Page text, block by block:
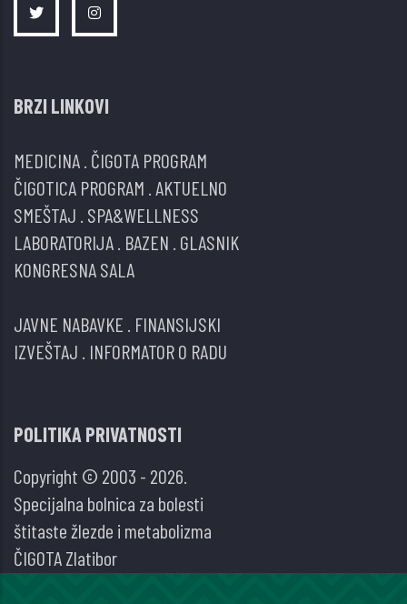
BRZI LINKOVI
MEDICINA ČIGOTA PROGRAM
ČIGOTICA PROGRAM AKTUELNO
SMEŠTAJ SPA&WELLNESS
LABORATORIJA BAZEN GLASNIK
KONGRESNA SALA
JAVNE NABAVKE FINANSIJSKI
IZVEŠTAJ INFORMATOR O RADU
POLITIKA PRIVATNOSTI
Copyright © 2003 - 2026.
Specijalna bolnica za bolesti
štitaste žlezde i metabolizma
ČIGOTA Zlatibor